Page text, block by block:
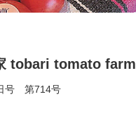
tobari tomato farm
号 第714号